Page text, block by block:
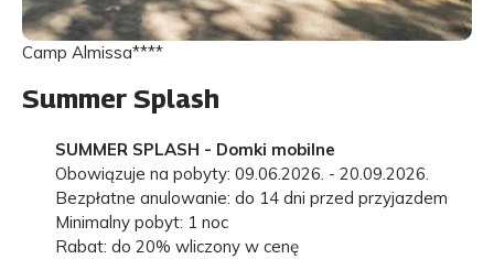
Camp Almissa****
Summer Splash
SUMMER SPLASH - Domki mobilne
Obowiązuje na pobyty: 09.06.2026. - 20.09.2026.
Bezpłatne anulowanie: do 14 dni przed przyjazdem
Minimalny pobyt: 1 noc
Rabat: do 20% wliczony w cenę